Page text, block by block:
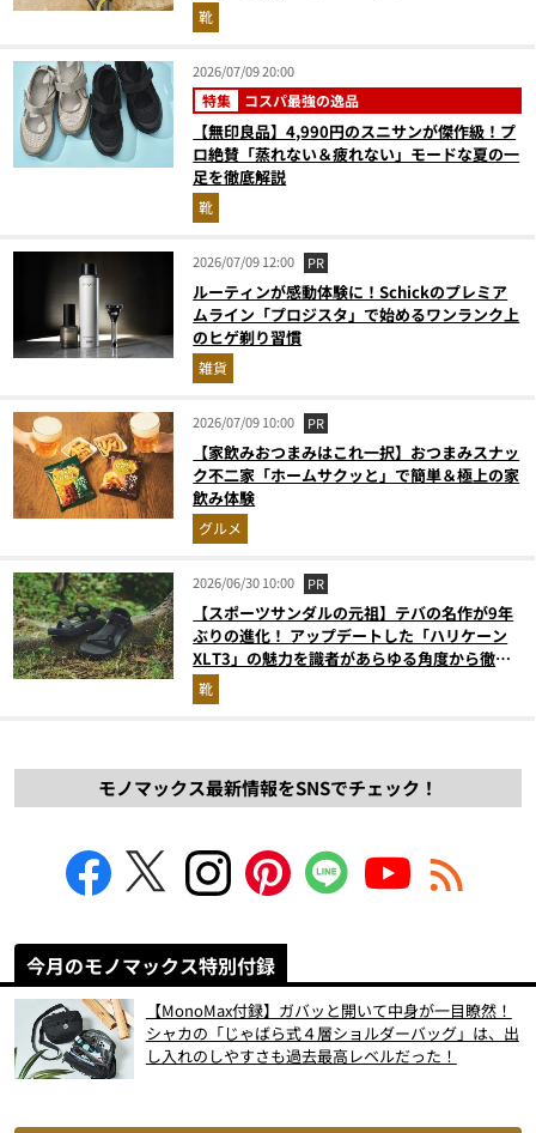
靴
2026/07/09 20:00
特集 コスパ最強の逸品
【無印良品】4,990円のスニサンが傑作級！プ
ロ絶賛「蒸れない＆疲れない」モードな夏の一
足を徹底解説
靴
2026/07/09 12:00 PR
ルーティンが感動体験に！Schickのプレミア
ムライン「プロジスタ」で始めるワンランク上
のヒゲ剃り習慣
雑貨
2026/07/09 10:00 PR
【家飲みおつまみはこれ一択】おつまみスナッ
ク不二家「ホームサクッと」で簡単＆極上の家
飲み体験
グルメ
2026/06/30 10:00 PR
【スポーツサンダルの元祖】テバの名作が9年
ぶりの進化！ アップデートした「ハリケーン
XLT3」の魅力を識者があらゆる角度から徹底
解説！
靴
モノマックス最新情報をSNSでチェック！
今月のモノマックス特別付録
【MonoMax付録】ガバッと開いて中身が一目瞭然！
シャカの「じゃばら式４層ショルダーバッグ」は、出
し入れのしやすさも過去最高レベルだった！